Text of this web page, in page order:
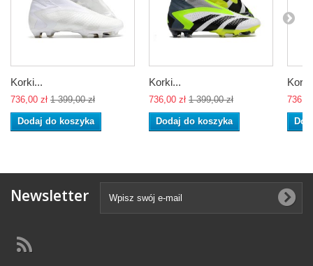
Korki...
736,00 zł 1 399,00 zł
Dodaj do koszyka
Korki...
736,00 zł 1 399,00 zł
Dodaj do koszyka
Newsletter